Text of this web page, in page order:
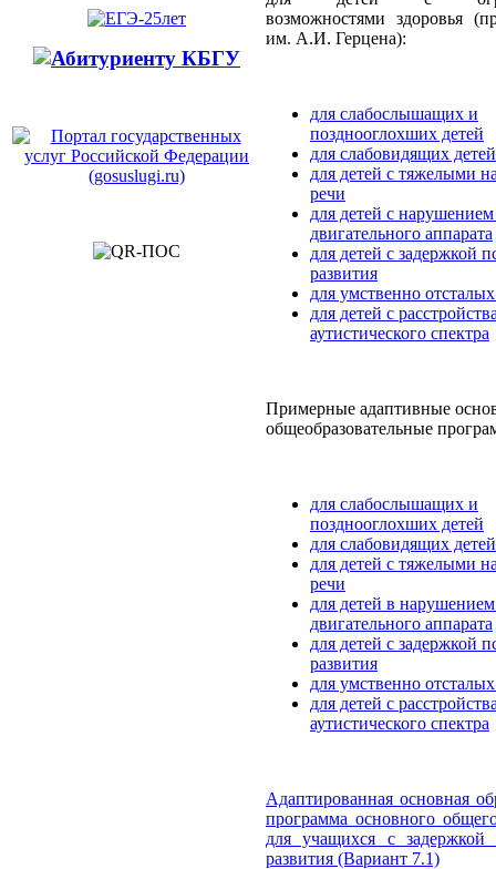
возможностями здоровья
им. А.И. Герцена):
для слабослышащих и
позднооглохших детей
для слабовидящих детей
для детей с тяжелыми
речи
для детей с
двигательного аппарата
для детей с задержкой
развития
для умственно
для детей с
аутистического спектра
Примерные адаптивные
общеобразовательные
для слабослышащих и
позднооглохших детей
для слабовидящих детей
для детей с тяжелыми
речи
для детей в
двигательного аппарата
для детей с задержкой
развития
для умственно
для детей с
аутистического спектра
Адаптированная основная
программа основного
для учащихся с задержкой
развития (Вариант 7.1)